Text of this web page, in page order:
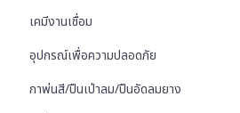
เคมีงานเชื่อม
อุปกรณ์เพื่อความปลอดภัย
กาพ่นสี/ปืนเป่าลม/ปืนอัดลมยาง